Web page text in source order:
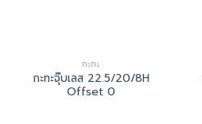
กะทะ
กะทะจุ๊บเลส 22.5/20/8H
Offset 0